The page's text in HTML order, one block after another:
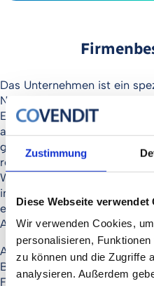
Zustimmung
Diese Webseite verwendet
Wir verwenden Cookies,
personalisieren,
zu können und die Zugriffe
analysieren. Außerdem
Das Unternehmen ist ein
Non-Food-Lösungen in der
Einzelhandel und dem
abgestimmte Portfolio an
globales Netzwerk als auch
realisiert. Ein klarer Fokus
Wertschöpfung: Fast das
innerhalb Europas
einen
Arbeitsbedingungen
Anstatt auf Masse setzt der
Betreuung einer exklusiven
Fokus ermöglicht es,